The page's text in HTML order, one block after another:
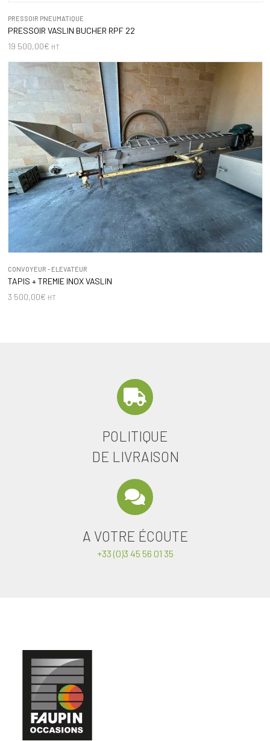
PRESSOIR PNEUMATIQUE
PRESSOIR VASLIN BUCHER RPF 22
19 500,00€ HT
CONVOYEUR - ELEVATEUR
TAPIS + TREMIE INOX VASLIN
3 500,00€ HT
POLITIQUE
DE LIVRAISON
A VOTRE ÉCOUTE
+33 (0)3 45 56 01 35